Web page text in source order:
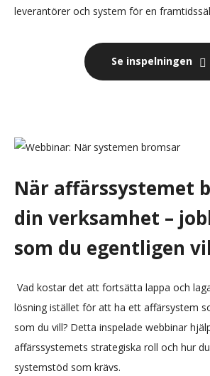
leverantörer och system för en
Se inspelningen
När affärssystemet
din verksamhet –
som du egentligen
Vad kostar det att fortsätta lappa och
lösning istället för att ha ett affärsystem
som du vill? Detta inspelade webbinar
affärssystemets strategiska roll och hur
systemstöd som krävs.